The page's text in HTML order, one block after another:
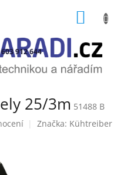
912 644
25/3m 51488 B
Značka: Kühtreiber